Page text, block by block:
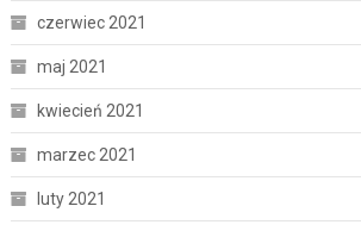
czerwiec 2021
maj 2021
kwiecień 2021
marzec 2021
luty 2021